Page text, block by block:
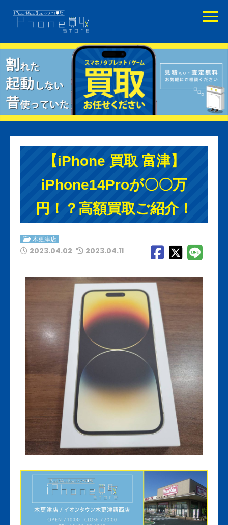
【iPhone 買取 富津】
iPhone14Proが〇〇万
円！？高額買取ご紹介！
木更津店
2023.04.02 2023.04.11